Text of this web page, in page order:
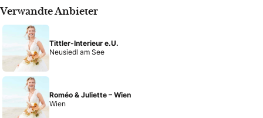
Verwandte Anbieter
Tittler-Interieur e.U.
Neusiedl am See
Roméo & Juliette – Wien
Wien